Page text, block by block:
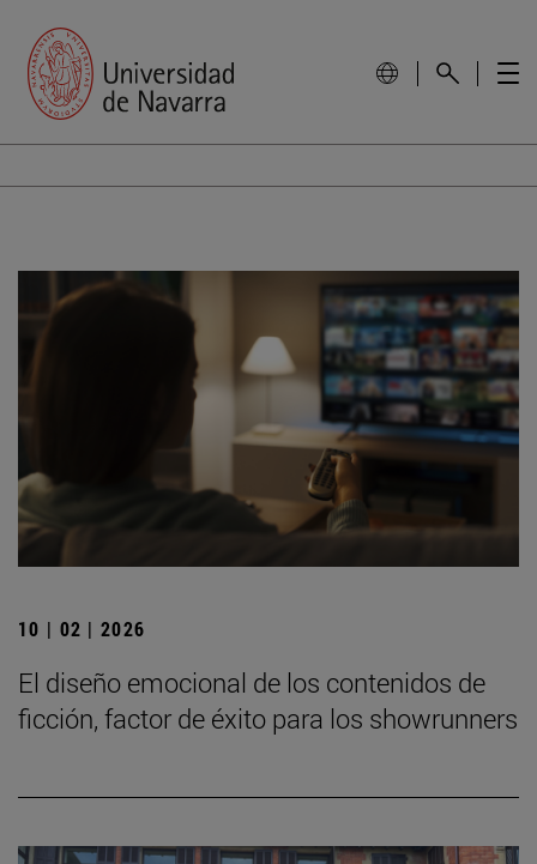
10 | 02 | 2026
El diseño emocional de los contenidos de
ficción, factor de éxito para los showrunners